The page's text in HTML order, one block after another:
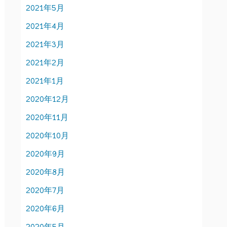
2021年5月
2021年4月
2021年3月
2021年2月
2021年1月
2020年12月
2020年11月
2020年10月
2020年9月
2020年8月
2020年7月
2020年6月